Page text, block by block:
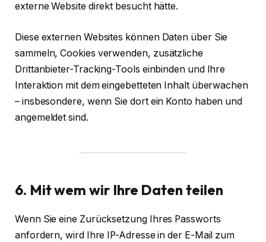
externe Website direkt besucht hätte.
Diese externen Websites können Daten über Sie
sammeln, Cookies verwenden, zusätzliche
Drittanbieter-Tracking-Tools einbinden und Ihre
Interaktion mit dem eingebetteten Inhalt überwachen
– insbesondere, wenn Sie dort ein Konto haben und
angemeldet sind.
6. Mit wem wir Ihre Daten teilen
Wenn Sie eine Zurücksetzung Ihres Passworts
anfordern, wird Ihre IP-Adresse in der E-Mail zum